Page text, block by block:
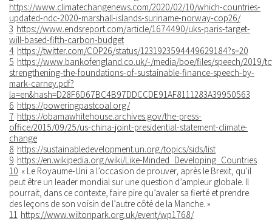
https://www.climatechangenews.com/2020/02/10/which-countries-
updated-ndc-2020-marshall-islands-suriname-norway-cop26/
3 https://www.endsreport.com/article/1674490/uks-paris-target-
will-based-fifth-carbon-budget
4 https://twitter.com/COP26/status/1231923594449629184?s=20
5 https://www.bankofengland.co.uk/-/media/boe/files/speech/2019/
strengthening-the-foundations-of-sustainable-finance-speech-by-
mark-carney.pdf?
la=en&hash=D28F6D67BC4B97DDCCDE91AF8111283A39950563
6 https://poweringpastcoal.org/
7 https://obamawhitehouse.archives.gov/the-press-
office/2015/09/25/us-china-joint-presidential-statement-climate-
change
8 https://sustainabledevelopment.un.org/topics/sids/list
9 https://en.wikipedia.org/wiki/Like-Minded_Developing_Countries
10 « Le Royaume-Uni a l’occasion de prouver, après le Brexit, qu’il
peut être un leader mondial sur une question d’ampleur globale. Il
pourrait, dans ce contexte, faire pire qu’avaler sa fierté et prendre
des leçons de son voisin de l’autre côté de la Manche. »
11 https://www.wiltonpark.org.uk/event/wp1768/